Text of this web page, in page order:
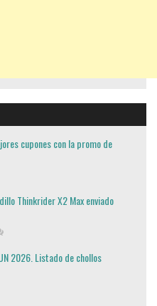
cupones con la promo de
Thinkrider X2 Max enviado
2026. Listado de chollos